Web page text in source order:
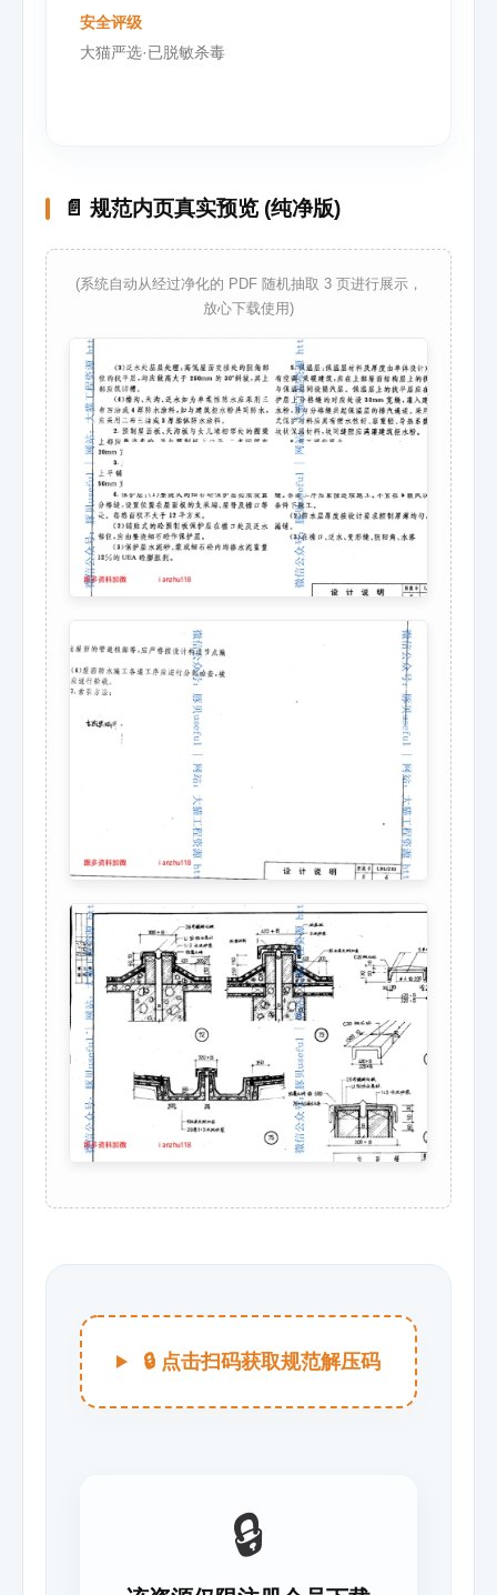
安全评级
大猫严选·已脱敏杀毒
📄 规范内页真实预览 (纯净版)
(系统自动从经过净化的 PDF 随机抽取 3 页进行展示，
放心下载使用)
🔒 点击扫码获取规范解压码
🔒